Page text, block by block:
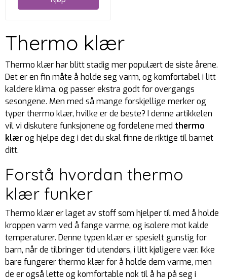
Thermo klær
Thermo klær har blitt stadig mer populært de siste årene.
Det er en fin måte å holde seg varm, og komfortabel i litt
kaldere klima, og passer ekstra godt for overgangs
sesongene. Men med så mange forskjellige merker og
typer thermo klær, hvilke er de beste? I denne artikkelen
vil vi diskutere funksjonene og fordelene med thermo
klærog hjelpe deg i det du skal finne de riktige til barnet
ditt.
Forstå hvordan thermo
klær funker
Thermo klær er laget av stoff som hjelper til med å holde
kroppen varm ved å fange varme, og isolere mot kalde
temperaturer. Denne typen klær er spesielt gunstig for
barn, når de tilbringer tid utendørs, i litt kjøligere vær. Ikke
bare fungerer thermo klær for å holde dem varme, men
de er også lette og komfortable nok til å ha på seg i